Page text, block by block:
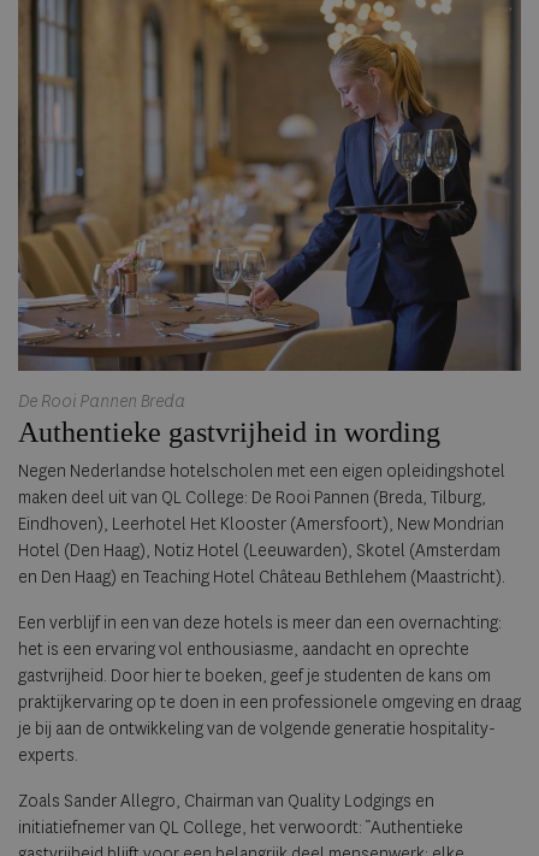
De Rooi Pannen Breda
Authentieke gastvrijheid in wording
Negen Nederlandse hotelscholen met een eigen opleidingshotel
maken deel uit van QL College: De Rooi Pannen (Breda, Tilburg,
Eindhoven), Leerhotel Het Klooster (Amersfoort), New Mondrian
Hotel (Den Haag), Notiz Hotel (Leeuwarden), Skotel (Amsterdam
en Den Haag) en Teaching Hotel Château Bethlehem (Maastricht).
Een verblijf in een van deze hotels is meer dan een overnachting:
het is een ervaring vol enthousiasme, aandacht en oprechte
gastvrijheid. Door hier te boeken, geef je studenten de kans om
praktijkervaring op te doen in een professionele omgeving en draag
je bij aan de ontwikkeling van de volgende generatie hospitality-
experts.
Zoals Sander Allegro, Chairman van Quality Lodgings en
initiatiefnemer van QL College, het verwoordt: “Authentieke